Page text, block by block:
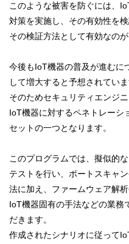
このような被害を防ぐには、
対策を実施し、その有効性を
その検証方法として有効なの
今後もIoT機器の普及が進むに
して増大すると予想されていま
そのためセキュリティエンジ
IoT機器に対するペネトレーシ
セットの一つとなります。
このプログラムでは、擬似的
テストを行い、ポートスキャ
法に加え、ファームウェア解
IoT機器固有の手法などの業務
だきます。
作成されたシナリオに従って